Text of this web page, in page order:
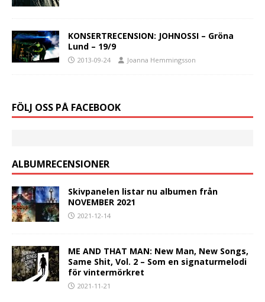
KONSERTRECENSION: JOHNOSSI – Gröna
Lund – 19/9
2013-09-24 Joanna Hemmingsson
FÖLJ OSS PÅ FACEBOOK
ALBUMRECENSIONER
Skivpanelen listar nu albumen från
NOVEMBER 2021
2021-12-14
ME AND THAT MAN: New Man, New Songs,
Same Shit, Vol. 2 – Som en signaturmelodi
för vintermörkret
2021-11-21